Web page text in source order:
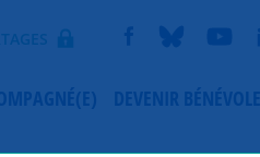
DEVENIR BÉNÉVOLE